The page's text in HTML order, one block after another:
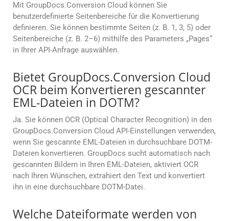
Mit GroupDocs.Conversion Cloud können Sie
benutzerdefinierte Seitenbereiche für die Konvertierung
definieren. Sie können bestimmte Seiten (z. B. 1, 3, 5) oder
Seitenbereiche (z. B. 2–6) mithilfe des Parameters „Pages“
in Ihrer API-Anfrage auswählen.
Bietet GroupDocs.Conversion Cloud
OCR beim Konvertieren gescannter
EML-Dateien in DOTM?
Ja. Sie können OCR (Optical Character Recognition) in den
GroupDocs.Conversion Cloud API-Einstellungen verwenden,
wenn Sie gescannte EML-Dateien in durchsuchbare DOTM-
Dateien konvertieren. GroupDocs sucht automatisch nach
gescannten Bildern in Ihren EML-Dateien, aktiviert OCR
nach Ihren Wünschen, extrahiert den Text und konvertiert
ihn in eine durchsuchbare DOTM-Datei.
Welche Dateiformate werden von